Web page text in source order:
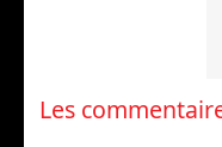
Les